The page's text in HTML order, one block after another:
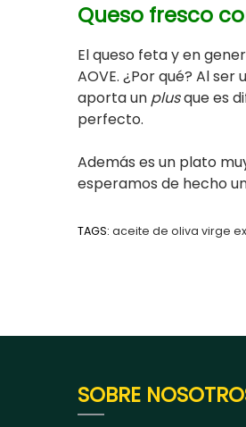
Queso fresco
El queso feta y en
AOVE. ¿Por qué? Al
aporta un plusque es
perfecto.
Además es un plato
esperamos de hecho
TAGS: aceite de oliva virge
SOBRE